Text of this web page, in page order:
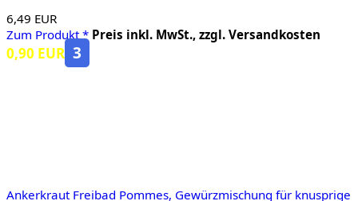
6,49 EUR
Zum Produkt * Preis inkl. MwSt., zzgl. Versandkosten
0,90 EUR 3
Ankerkraut Freibad Pommes, Gewürzmischung für knusprige